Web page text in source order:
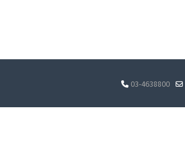
03-4638800